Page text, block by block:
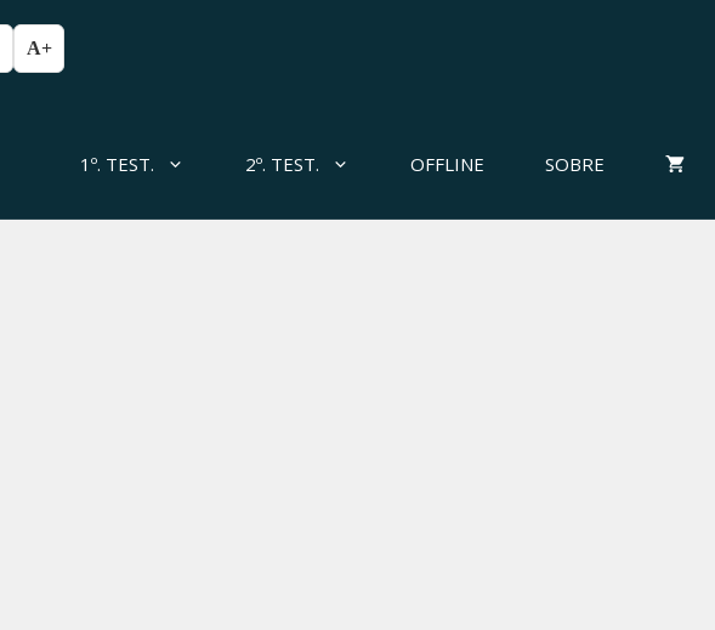
A+
1º. TEST. 2º. TEST. OFFLINE SOBRE